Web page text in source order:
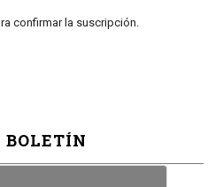
confirmar la suscripción.
BOLETÍN